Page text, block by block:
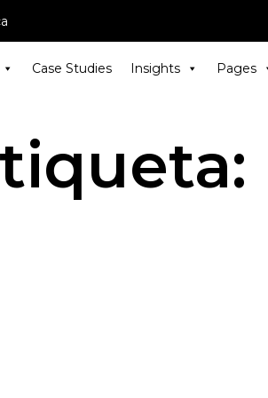
Case Studies Insights Pages